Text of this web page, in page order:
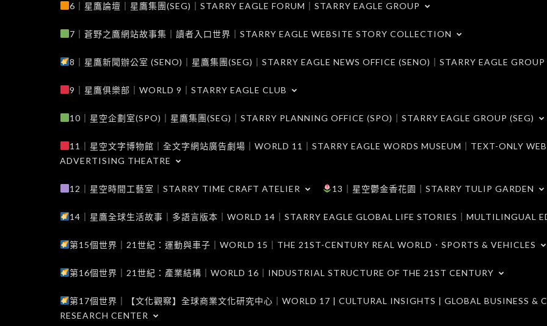
6｜星鷹論壇｜星鷹集團(SEG)｜STARRY EAGLE FORUM｜STARRY EAGLE GROUP
7｜蒼野之鷹網站故事集｜讀者入口世界｜STARRY EAGLE WEBSITE STORY COLLECTION
8｜星鷹新聞辦公室 (SENO)｜星鷹集團(SEG)｜STARRY EAGLE NEWS OFFICE (SENO)｜STARRY EAGLE GROUP
9｜星鷹俱樂部｜WORLD 9｜STARRY EAGLE CLUB
10｜星空企劃室(SPO)｜星鷹集團(SEG)｜STARRY PLANNING OFFICE (SPO)｜STARRY EAGLE GROUP (SEG)
11｜星空文字博物館｜全文字網站廣告劇場｜WORLD 11｜STARRY EAGLE WORDS MUSEUM｜TEXT-ONLY
ADVERTISING THEATRE
12｜星空時間工藝室｜STARRY TIME CRAFT ATELIER 13｜星空鬱金香花園｜STARRY TULIP GARDEN
14｜星鷹全球生活故事｜多語言版本｜WORLD 14｜STARRY EAGLE GLOBAL LIFE STORIES｜MULTILINGUAL
第15個世界｜21世紀：運動與車子｜WORLD 15｜THE 21ST-CENTURY REAL WORLD．SPORTS & VEHICLES
第16個世界｜21世紀：產業結構｜WORLD 16｜INDUSTRIAL STRUCTURE OF THE 21ST CENTURY
第17個世界｜【文化觀察】全球商業文化研究中心｜WORLD 17 | CULTURAL INSIGHTS | GLOBAL BUSINESS &
RESEARCH CENTER